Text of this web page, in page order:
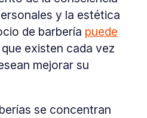
y la estética
de barbería puede
existen cada vez
mejorar su
se concentran